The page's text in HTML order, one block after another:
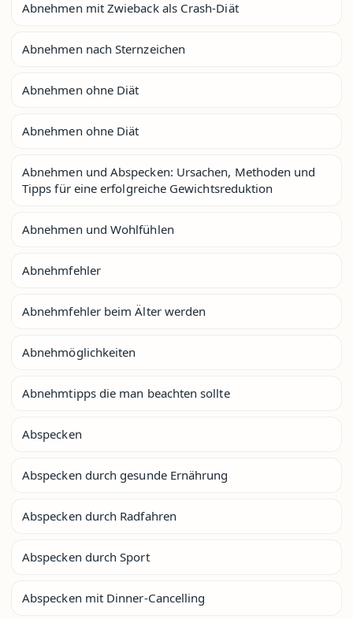
Abnehmen mit Zwieback als Crash-Diät
Abnehmen nach Sternzeichen
Abnehmen ohne Diät
Abnehmen ohne Diät
Abnehmen und Abspecken: Ursachen, Methoden und
Tipps für eine erfolgreiche Gewichtsreduktion
Abnehmen und Wohlfühlen
Abnehmfehler
Abnehmfehler beim Älter werden
Abnehmöglichkeiten
Abnehmtipps die man beachten sollte
Abspecken
Abspecken durch gesunde Ernährung
Abspecken durch Radfahren
Abspecken durch Sport
Abspecken mit Dinner-Cancelling